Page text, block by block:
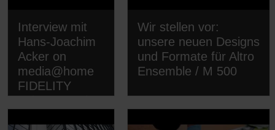
Interview mit
Hans-Joachim
Acker on
media@home
FIDELITY
Wir stellen vor:
unsere neuen Designs
und Formate für Altro
Ensemble / M 500